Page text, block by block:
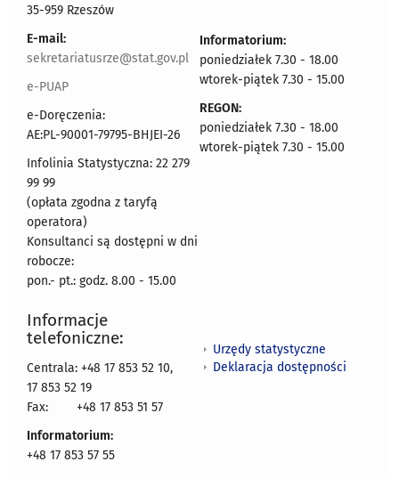
35-959 Rzeszów
E-mail:
sekretariatusrze@stat.gov.pl
e-PUAP
e-Doręczenia:
AE:PL-90001-79795-BHJEI-26
Infolinia Statystyczna: 22 279
99 99
(opłata zgodna z taryfą
operatora)
Konsultanci są dostępni w dni
robocze:
pon.- pt.: godz. 8.00 - 15.00
Informatorium:
poniedziałek 7.30 - 18.00
wtorek-piątek 7.30 - 15.00
REGON:
poniedziałek 7.30 - 18.00
wtorek-piątek 7.30 - 15.00
Informacje
telefoniczne:
Centrala: +48 17 853 52 10,
17 853 52 19
Fax:
+48 17 853 51 57
Informatorium:
+48 17 853 57 55
Urzędy statystyczne
Deklaracja dostępności